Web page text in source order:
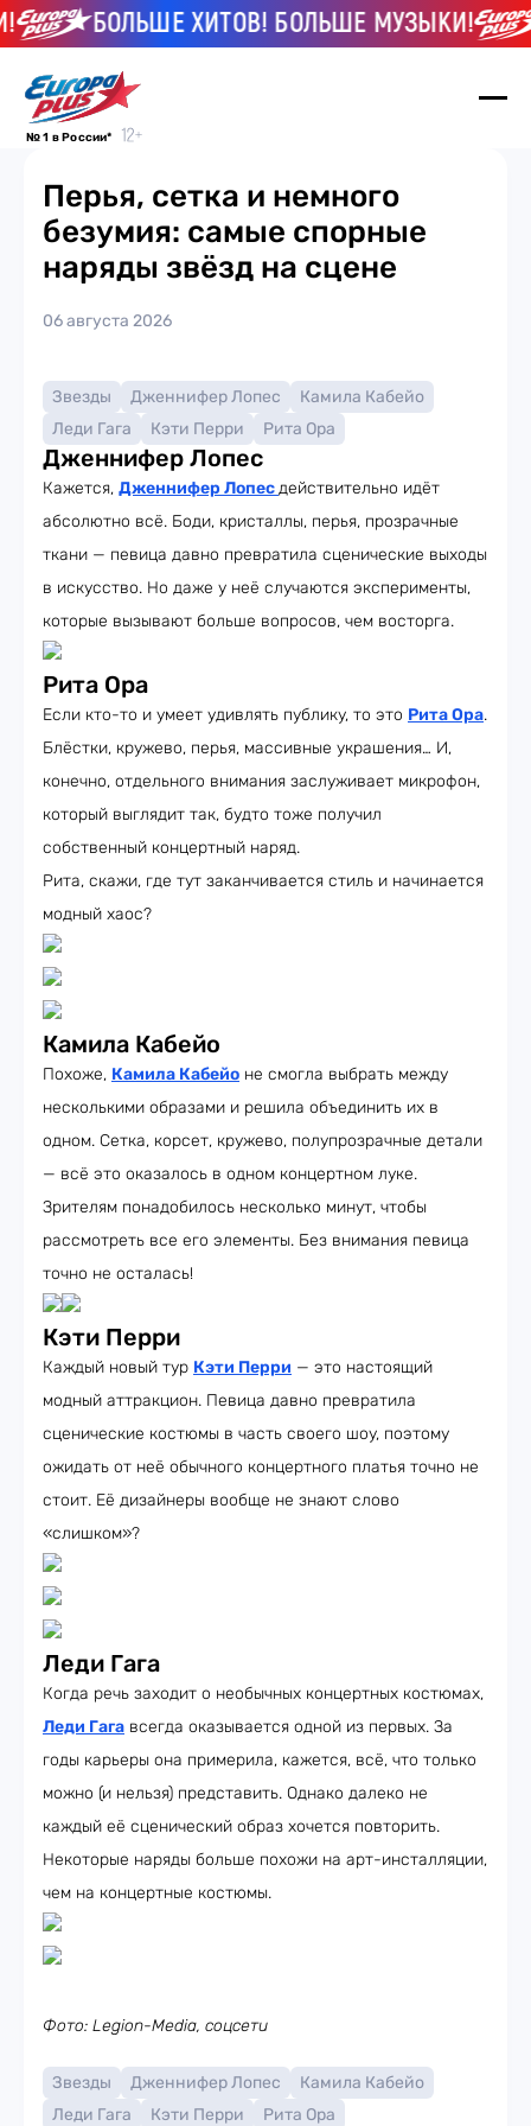
БОЛЬШЕ ХИТОВ! БОЛЬШЕ МУЗЫКИ!
№ 1 в России*
Перья, сетка и немного
безумия: самые спорные
наряды звёзд на сцене
06 августа 2026
Звезды Дженнифер Лопес
Камила Кабейо
Леди Гага
Кэти Перри Рита Ора
Дженнифер Лопес
Кажется, Дженнифер Лопесдействительно идёт
абсолютно всё. Боди, кристаллы, перья, прозрачные
ткани — певица давно превратила сценические выходы
в искусство. Но даже у неё случаются эксперименты,
которые вызывают больше вопросов, чем восторга.
Рита Ора
Если кто-то и умеет удивлять публику, то это Рита Ора.
Блёстки, кружево, перья, массивные украшения… И,
конечно, отдельного внимания заслуживает микрофон,
который выглядит так, будто тоже получил
собственный концертный наряд.
Рита, скажи, где тут заканчивается стиль и начинается
модный хаос?
Камила Кабейо
Похоже, Камила Кабейо не смогла выбрать между
несколькими образами и решила объединить их в
одном. Сетка, корсет, кружево, полупрозрачные детали
— всё это оказалось в одном концертном луке.
Зрителям понадобилось несколько минут, чтобы
рассмотреть все его элементы. Без внимания певица
точно не осталась!
Кэти Перри
Каждый новый тур Кэти Перри — это настоящий
модный аттракцион. Певица давно превратила
сценические костюмы в часть своего шоу, поэтому
ожидать от неё обычного концертного платья точно не
стоит. Её дизайнеры вообще не знают слово
«слишком»?
Леди Гага
Когда речь заходит о необычных концертных костюмах,
Леди Гага всегда оказывается одной из первых. За
годы карьеры она примерила, кажется, всё, что только
можно (и нельзя) представить. Однако далеко не
каждый её сценический образ хочется повторить.
Некоторые наряды больше похожи на арт-инсталляции,
чем на концертные костюмы.
Фото: Legion-Media, соцсети
Звезды Дженнифер Лопес
Камила Кабейо
Леди Гага
Кэти Перри Рита Ора